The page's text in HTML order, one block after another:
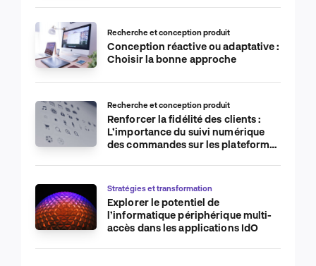
Recherche et conception produit
Conception réactive ou adaptative :
Choisir la bonne approche
Recherche et conception produit
Renforcer la fidélité des clients :
L’importance du suivi numérique
des commandes sur les plateformes
Stratégies et transformation
Explorer le potentiel de
l’informatique périphérique multi-
accès dans les applications IdO